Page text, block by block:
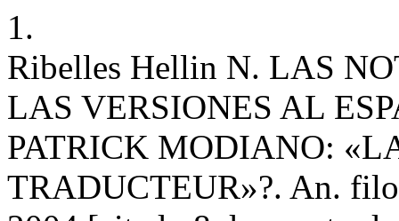
1.
Ribelles Hellin N. LAS
LAS VERSIONES AL
PATRICK MODIANO:
TRADUCTEUR»?. An.